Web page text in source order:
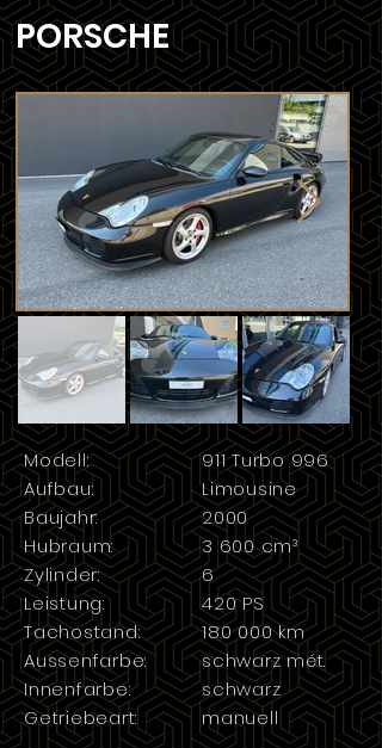
PORSCHE
Modell:
Aufbau:
Baujahr:
Hubraum:
Zylinder:
Leistung:
Tachostand:
Aussenfarbe:
Innenfarbe:
Getriebeart:
911 Turbo 996
Limousine
2000
3 600cm³
6
420 PS
180 000 km
schwarz mét.
schwarz
manuell